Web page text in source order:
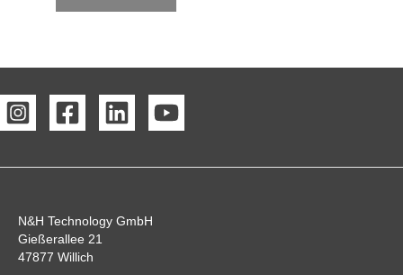
N&H Technology GmbH
Gießerallee 21
47877 Willich